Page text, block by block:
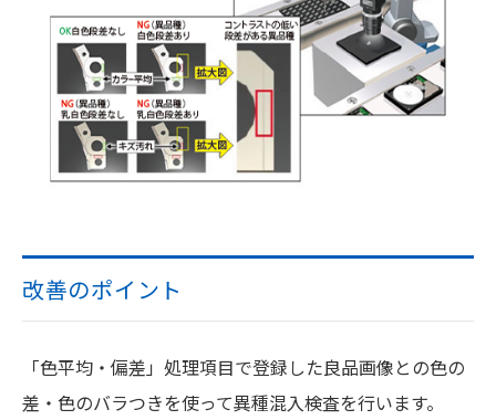
改善のポイント
「色平均・偏差」処理項目で登録した良品画像との色の
差・色のバラつきを使って異種混入検査を行います。